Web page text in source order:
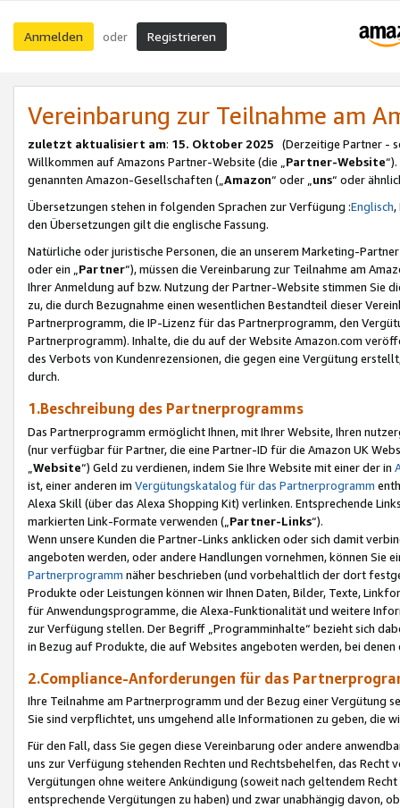
Anmelden oder Registrieren
Vereinbarung zur Teilnahme am
zuletzt aktualisiert am: 15. Oktober 2025 (Derzeitige Partner -
Willkommen auf Amazons Partner-Website (die „Partner-Website
genannten Amazon-Gesellschaften („Amazon“ oder „uns“ oder
Übersetzungen stehen in folgenden Sprachen zur Verfügung :Englisch,
den Übersetzungen gilt die englische Fassung.
Natürliche oder juristische Personen, die an unserem Marketing-
oder ein „Partner“), müssen die Vereinbarung zur Teilnahme am
Ihrer Anmeldung auf bzw. Nutzung der Partner-Website stimmen Sie
zu, die durch Bezugnahme einen wesentlichen Bestandteil dieser
Partnerprogramm, die IP-Lizenz für das Partnerprogramm, den
Partnerprogramm). Inhalte, die du auf der Website Amazon.com
des Verbots von Kundenrezensionen, die gegen eine Vergütung
durch.
1.Beschreibung des Partnerprogramms
Das Partnerprogramm ermöglicht Ihnen, mit Ihrer Website, Ihren
(nur verfügbar für Partner, die eine Partner-ID für die Amazon UK
Website“) Geld zu verdienen, indem Sie Ihre Website mit einer der in
ist, einer anderen im Vergütungskatalog für das Partnerprogramm
Alexa Skill (über das Alexa Shopping Kit) verlinken. Entsprechende
markierten Link-Formate verwenden („ Partner-Links“).
Wenn unsere Kunden die Partner-Links anklicken oder sich damit
angeboten werden, oder andere Handlungen vornehmen, können Sie
Partnerprogramm näher beschrieben (und vorbehaltlich der dort
Produkte oder Leistungen können wir Ihnen Daten, Bilder, Texte,
für Anwendungsprogramme, die Alexa-Funktionalität und weitere
zur Verfügung stellen. Der Begriff „Programminhalte“ bezieht sich
in Bezug auf Produkte, die auf Websites angeboten werden, bei
2.Compliance-Anforderungen für das
Ihre Teilnahme am Partnerprogramm und der Bezug einer Vergütung
Sie sind verpflichtet, uns umgehend alle Informationen zu geben, die
Für den Fall, dass Sie gegen diese Vereinbarung oder andere
uns zur Verfügung stehenden Rechten und Rechtsbehelfen, das
Vergütungen ohne weitere Ankündigung (soweit nach geltendem
entsprechende Vergütungen zu haben) und zwar unabhängig davon,